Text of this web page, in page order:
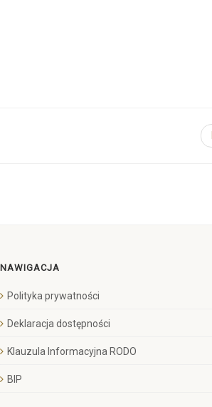
NAWIGACJA
Polityka prywatności
Deklaracja dostępności
Klauzula Informacyjna RODO
BIP